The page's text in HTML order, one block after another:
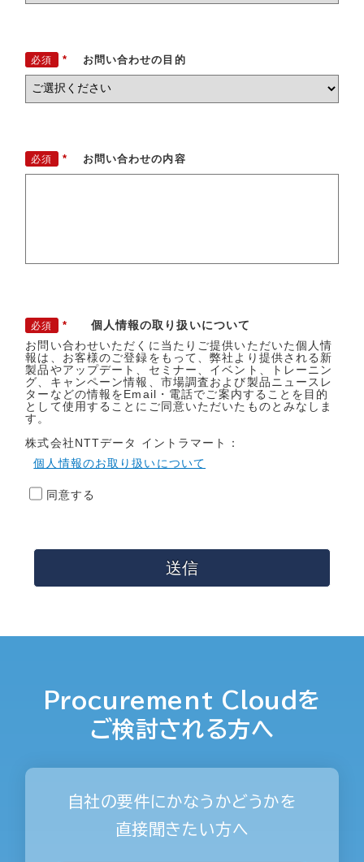
* お問い合わせの目的
* お問い合わせの内容
*
個人情報の取り扱いについて
お問い合わせいただくに当たりご提供いただいた個人情
報は、お客様のご登録をもって、弊社より提供される新
製品やアップデート、セミナー、イベント、トレーニン
グ、キャンペーン情報、市場調査および製品ニュースレ
ターなどの情報をEmail・電話でご案内することを目的
として使用することにご同意いただいたものとみなしま
す。
株式会社NTTデータ イントラマート：
個人情報のお取り扱いについて
同意する
送信
Procurement Cloudを
ご検討される方へ
自社の要件にかなうかどうかを
直接聞きたい方へ